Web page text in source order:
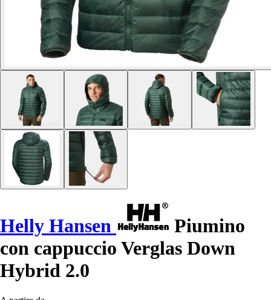
Helly Hansen
Piumino
con cappuccio Verglas Down
Hybrid 2.0